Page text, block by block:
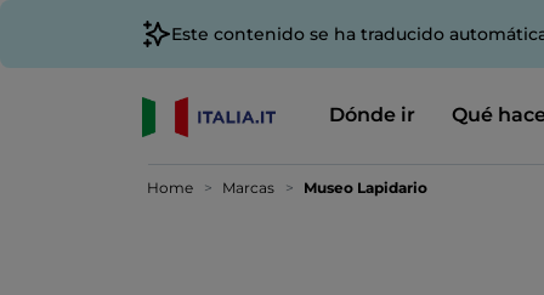
Este contenido se ha traducido
Dónde ir Qué
Home Marcas Museo Lapidario